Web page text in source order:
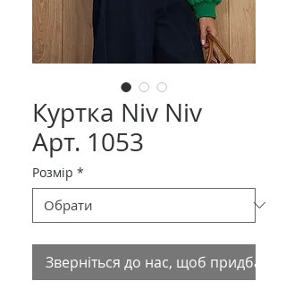
Куртка Niv Niv
Арт. 1053
Розмір *
Зверніться до нас, щоб придбати